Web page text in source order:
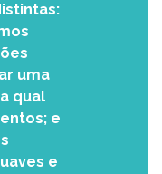
uma
qual
e
e